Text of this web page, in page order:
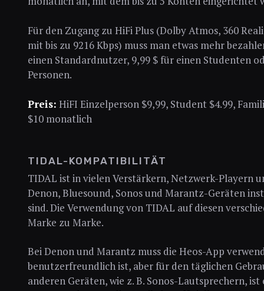
Für den Zugang zu HiFi Plus (Dolby Atmos, 360
mit bis zu 9216 Kbps) muss man etwas mehr
einen Standardnutzer, 9,99 $ für einen Studenten
Personen.
Preis: HiFI Einzelperson $9,99, Student $4.99,
$10 monatlich
TIDAL-KOMPATIBILITÄT
TIDAL ist in vielen Verstärkern, Netzwerk-Playern
Denon, Bluesound, Sonos und Marantz-Geräten
sind. Die Verwendung von TIDAL auf diesen
Marke zu Marke.
Bei Denon und Marantz muss die Heos-App
benutzerfreundlich ist, aber für den täglichen
anderen Geräten, wie z. B. Sonos-Lautsprechern,